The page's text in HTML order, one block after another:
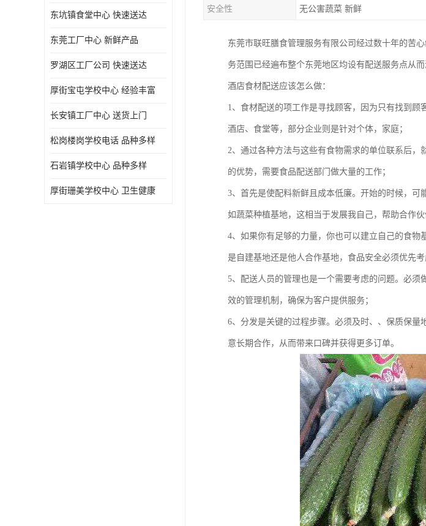
东坑镇食堂中心 快速送达
东莞工厂中心 新鲜产品
罗湖区工厂公司 快速送达
厚街宝屯学校中心 经验丰富
长安镇工厂中心 送货上门
松岗楼岗学校电话 品种多样
石岩镇学校中心 品种多样
厚街珊美学校中心 卫生健康
安全性 无公害蔬菜 新鲜
东莞市联旺膳食管理服务有限公司经过数十年的苦
务范围已经遍布整个东莞地区均设有配送服务点从
酒店食材配送应该怎么做：
1、食材配送的项工作是寻找顾客，因为只有找到顾
酒店、食堂等，部分企业则是针对个体，家庭；
2、通过各种方法与这些有食物需求的单位联系后
的优势，需要食品配送部门做大量的工作；
3、首先是使配料新鲜且成本低廉。开始的时候，
如蔬菜种植基地，这相当于发展我自己，帮助合作伙
4、如果你有足够的力量，你也可以建立自己的食
是自建基地还是他人合作基地，食品安全必须优先考
5、配送人员的管理也是一个需要考虑的问题。必
效的管理机制，确保为客户提供服务；
6、分发是关键的过程步骤。必须及时、、保质保
意长期合作，从而带来口碑并获得更多订单。